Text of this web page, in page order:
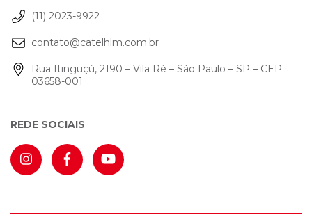
(11) 2023-9922
contato@catelhlm.com.br
Rua Itinguçú, 2190 – Vila Ré – São Paulo – SP – CEP:
03658-001
REDE SOCIAIS